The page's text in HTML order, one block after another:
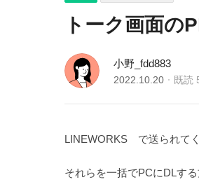
トーク画面の
小野_fdd883
2022.10.20 既読
LINEWORKS で送られて
それらを一括でPCにDLす